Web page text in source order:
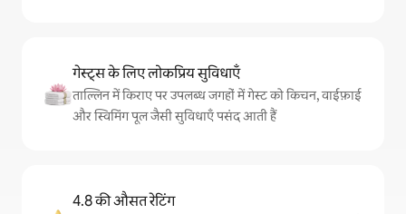
गेस्ट्स के लिए लोकप्रिय सुविधाएँ
ताल्लिन में किराए पर उपलब्ध जगहों में गेस्ट को किचन, वाईफ़ाई
और स्विमिंग पूल जैसी सुविधाएँ पसंद आती हैं
4.8 की औसत रेटिंग